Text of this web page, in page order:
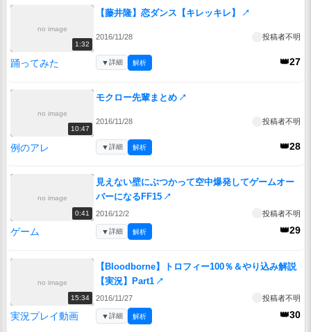
no image
1:32
【藤井隆】恋ダンス【キレッキレ】 ↗
2016/11/28 投稿者不明
踊ってみた 👑27
▼詳細 解析
no image
10:47
モクロー先輩まとめ ↗
2016/11/28 投稿者不明
例のアレ 👑28
▼詳細 解析
no image
0:41
見えない壁にぶつかって空中爆発してゲームオー
バーになるFF15 ↗
2016/12/2 投稿者不明
ゲーム 👑29
▼詳細 解析
no image
15:34
【Bloodborne】トロフィー100％＆やり込み解説
【実況】Part1 ↗
2016/11/27 投稿者不明
実況プレイ動画 👑30
▼詳細 解析